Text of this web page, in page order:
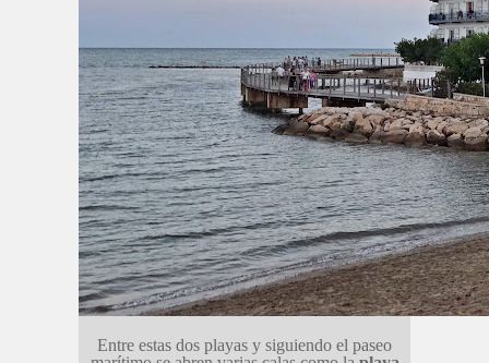
Entre estas dos playas y siguiendo el paseo